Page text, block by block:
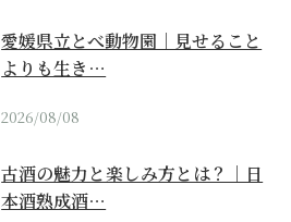
愛媛県立とべ動物園｜見せること
よりも生き…
2026/08/08
古酒の魅力と楽しみ方とは？｜日
本酒熟成酒…